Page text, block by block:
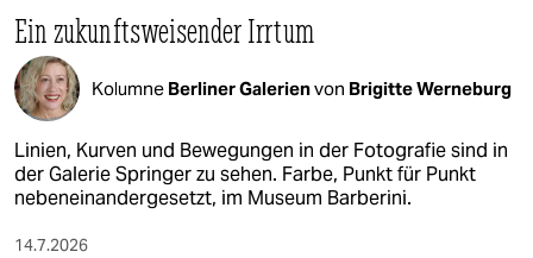
Ein zukunftsweisender Irrtum
Kolumne Berliner Galerienvon Brigitte Werneburg
Linien, Kurven und Bewegungen in der Fotografie sind in
der Galerie Springer zu sehen. Farbe, Punkt für Punkt
nebeneinandergesetzt, im Museum Barberini.
14.7.2026